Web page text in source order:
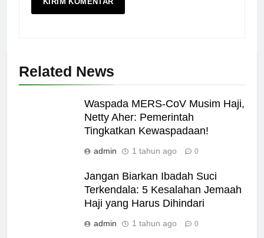
Related News
Waspada MERS-CoV Musim Haji,
Netty Aher: Pemerintah
Tingkatkan Kewaspadaan!
admin 1 tahun ago 0
Jangan Biarkan Ibadah Suci
Terkendala: 5 Kesalahan Jemaah
Haji yang Harus Dihindari
admin 1 tahun ago 0